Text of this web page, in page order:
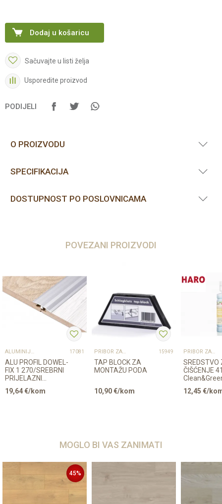
Dodaj u košaricu
Sačuvajte u listi želja
Usporedite proizvod
PODIJELI
O PROIZVODU
SPECIFIKACIJA
DOSTUPNOST PO POSLOVNICAMA
POVEZANI PROIZVODI
ALUMINIJSKI PROFILI 17081
ALU PROFIL DOWEL-
FIX 1 270/SREBRNI
PRIJELAZNI
19,64€/kom
PRIBOR ZA UGRADNJU PODOVA – SVE NA JEDNOM MJESTU 15949
TAP BLOCK ZA
MONTAŽU PODA
10,90€/kom
PRIBOR ZA UGRADNJU PODOVA – SVE NA JEDNOM MJESTU
SREDSTVO
ČIŠĆENJE
500ml
12,45 €/
MOGLO BI VAS ZANIMATI
45%